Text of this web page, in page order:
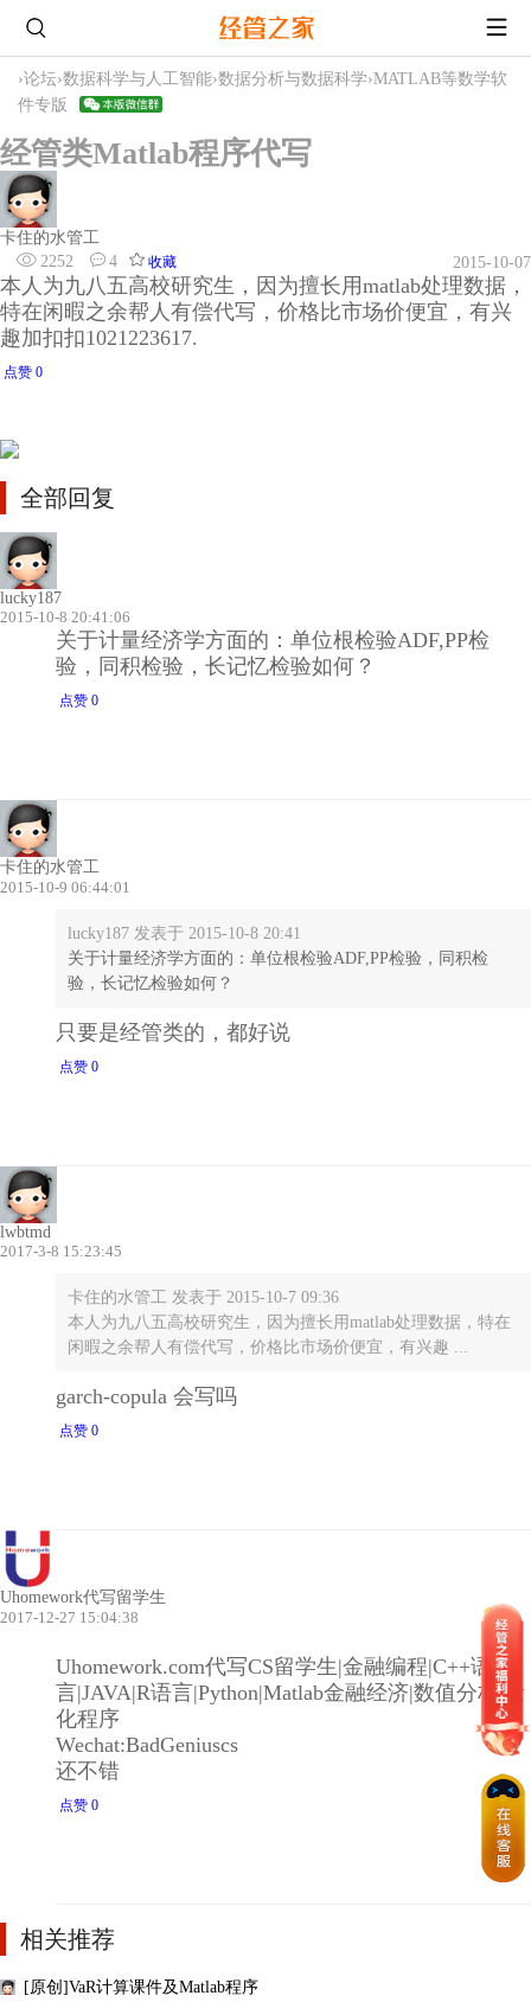
›论坛›数据科学与人工智能›数据分析与数据科学›MATLAB等数学软
件专版
经管类Matlab程序代写
卡住的水管工
2252
4 收藏 2015-10-07
本人为九八五高校研究生，因为擅长用matlab处理数据，
特在闲暇之余帮人有偿代写，价格比市场价便宜，有兴
趣加扣扣1021223617.
点赞 0
全部回复
lucky187
2015-10-8 20:41:06
关于计量经济学方面的：单位根检验ADF,PP检
验，同积检验，长记忆检验如何？
点赞 0
卡住的水管工
2015-10-9 06:44:01
lucky187 发表于 2015-10-8 20:41
关于计量经济学方面的：单位根检验ADF,PP检验，同积检
验，长记忆检验如何？
只要是经管类的，都好说
点赞 0
lwbtmd
2017-3-8 15:23:45
卡住的水管工 发表于 2015-10-7 09:36
本人为九八五高校研究生，因为擅长用matlab处理数据，特在
闲暇之余帮人有偿代写，价格比市场价便宜，有兴趣 ...
garch-copula 会写吗
点赞 0
Uhomework代写留学生
2017-12-27 15:04:38
Uhomework.com代写CS留学生|金融编程|C++语
言|JAVA|R语言|Python|Matlab金融经济|数值分析|量
化程序
Wechat:BadGeniuscs
还不错
点赞 0
相关推荐
[原创]VaR计算课件及Matlab程序